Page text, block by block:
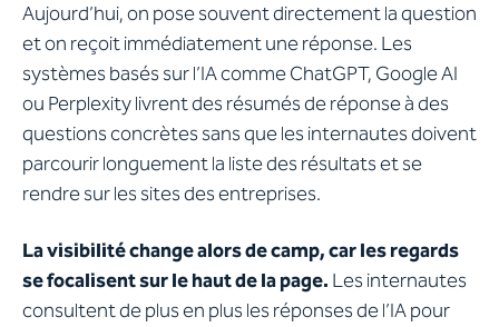
Aujourd’hui, on pose souvent directement la question
et on reçoit immédiatement une réponse. Les
systèmes basés sur l’IA comme ChatGPT, Google AI
ou Perplexity livrent des résumés de réponse à des
questions concrètes sans que les internautes doivent
parcourir longuement la liste des résultats et se
rendre sur les sites des entreprises.
La visibilité change alors de camp, car les regards
se focalisent sur le haut de la page. Les internautes
consultent de plus en plus les réponses de l’IA pour